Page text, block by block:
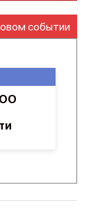
событии